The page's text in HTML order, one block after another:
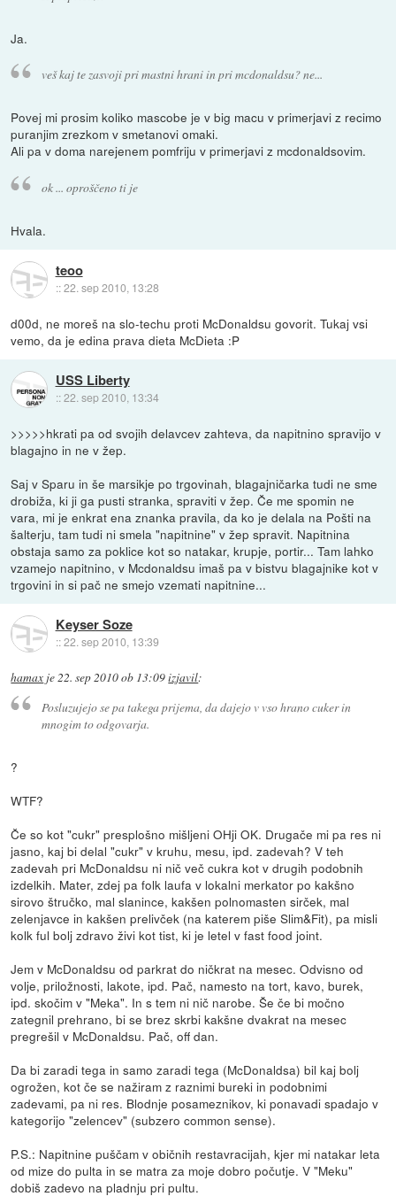
Ja.
veš kaj te zasvoji pri mastni hrani in pri mcdonaldsu? ne...
Povej mi prosim koliko mascobe je v big macu v primerjavi z recimo
puranjim zrezkom v smetanovi omaki.
Ali pa v doma narejenem pomfriju v primerjavi z mcdonaldsovim.
ok ... oproščeno ti je
Hvala.
teoo
::22. sep 2010, 13:28
d00d, ne moreš na slo-techu proti McDonaldsu govorit. Tukaj vsi
vemo, da je edina prava dieta McDieta :P
USS Liberty
::22. sep 2010, 13:34
>>>>>hkrati pa od svojih delavcev zahteva, da napitnino spravijo v
blagajno in ne v žep.
Saj v Sparu in še marsikje po trgovinah, blagajničarka tudi ne sme
drobiža, ki ji ga pusti stranka, spraviti v žep. Če me spomin ne
vara, mi je enkrat ena znanka pravila, da ko je delala na Pošti na
šalterju, tam tudi ni smela "napitnine" v žep spravit. Napitnina
obstaja samo za poklice kot so natakar, krupje, portir... Tam lahko
vzamejo napitnino, v Mcdonaldsu imaš pa v bistvu blagajnike kot v
trgovini in si pač ne smejo vzemati napitnine...
Keyser Soze
::22. sep 2010, 13:39
hamax je22. sep 2010 ob 13:09izjavil:
Posluzujejo se pa takega prijema, da dajejo v vso hrano cuker in
mnogim to odgovarja.
?
WTF?
Če so kot "cukr" presplošno mišljeni OHji OK. Drugače mi pa res ni
jasno, kaj bi delal "cukr" v kruhu, mesu, ipd. zadevah? V teh
zadevah pri McDonaldsu ni nič več cukra kot v drugih podobnih
izdelkih. Mater, zdej pa folk laufa v lokalni merkator po kakšno
sirovo štručko, mal slanince, kakšen polnomasten sirček, mal
zelenjavce in kakšen prelivček (na katerem piše Slim&Fit), pa misli
kolk ful bolj zdravo živi kot tist, ki je letel v fast food joint.
Jem v McDonaldsu od parkrat do ničkrat na mesec. Odvisno od
volje, priložnosti, lakote, ipd. Pač, namesto na tort, kavo, burek,
ipd. skočim v "Meka". In s tem ni nič narobe. Še če bi močno
zategnil prehrano, bi se brez skrbi kakšne dvakrat na mesec
pregrešil v McDonaldsu. Pač, off dan.
Da bi zaradi tega in samo zaradi tega (McDonaldsa) bil kaj bolj
ogrožen, kot če se nažiram z raznimi bureki in podobnimi
zadevami, pa ni res. Blodnje posameznikov, ki ponavadi spadajo v
kategorijo "zelencev" (subzero common sense).
P.S.: Napitnine puščam v običnih restavracijah, kjer mi natakar leta
od mize do pulta in se matra za moje dobro počutje. V "Meku"
dobiš zadevo na pladnju pri pultu.